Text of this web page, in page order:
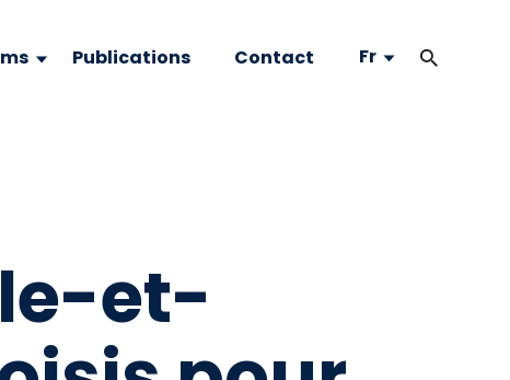
Publications Contact Fr
et-